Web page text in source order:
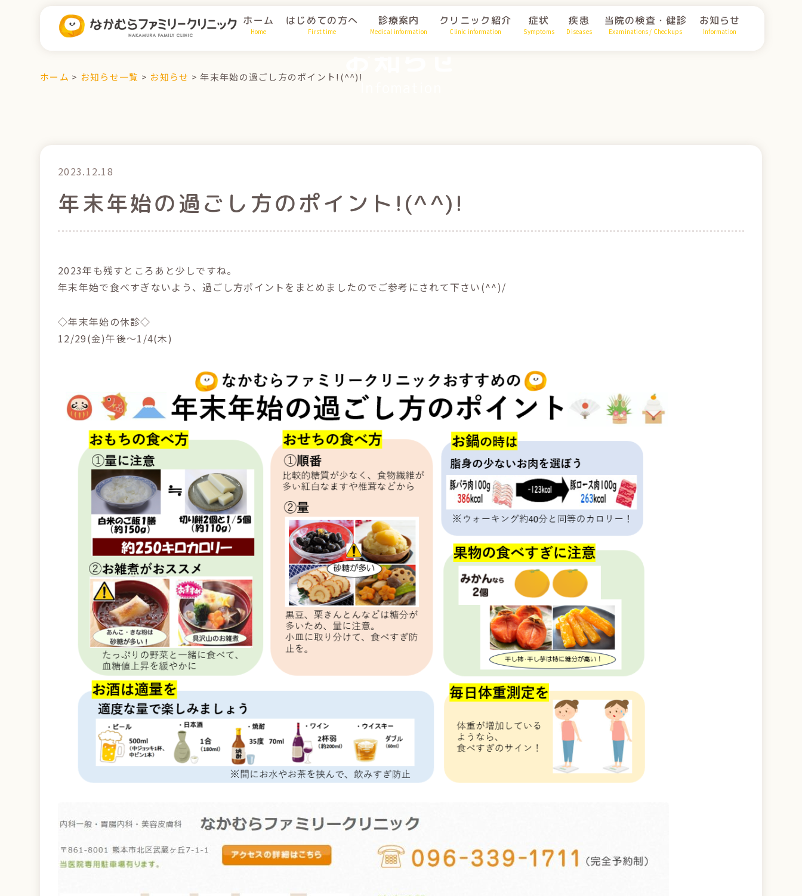
ホーム
Home
はじめての方へ
First time
診療案内
Medical information
クリニック紹介
Clinic information
症状
Symptoms
疾患
Diseases
当院の検査・健診
Examinations / Checkups
お知らせ
Information
ホーム > お知らせ一覧 > お知らせ >年末年始の過ごし方のポイント!(^^)!
2023.12.18
年末年始の過ごし方のポイント!(^^)!
2023年も残すところあと少しですね。
年末年始で食べすぎないよう、過ごし方ポイントをまとめましたのでご参考にされて下さい(^^)/
◇年末年始の休診◇
12/29(金)午後～1/4(木)